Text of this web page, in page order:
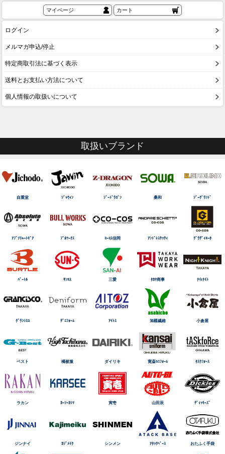
マイページ カート
ログイン
メルマガ申込/停止
特定商取引法に基づく表示
送料とお支払い方法について
個人情報の取扱いについて
取扱いブランド
自重堂 ｼﾞｬｳｨﾝ ｼﾞｰﾄﾞﾗｺﾞﾝ 桑和 ｼﾞｰｸﾞﾗﾝﾄﾞ
ｱﾌﾞｿﾘｭｰﾄｷﾞｱ ﾌﾞﾙﾜｰｸｽ ｺｰｺｽ信岡 ｱﾝﾄﾞﾚｽｹｯﾃｨ ｸﾞﾗﾃﾞｨｴｰﾀ
ﾊﾞｰﾄﾙ ｻﾝｴｽ 三愛 ﾀｶﾔ商事 ﾅｲtﾅｲﾄ
ｸﾞﾗﾝｼｽｺ ﾃﾞﾆﾌｫｰﾑ ｱｲﾄｽ 旭蝶繊維 小倉屋
ベスト 橘被服 ダイリキ 寛斎ﾕﾆﾌｫｰﾑ ﾀｽｸﾌｫｰｽ
ラカン ｶｰｼｰｶｼﾏ 寅壱 山田辰 ﾃﾞｨｯｷｰｽﾞ
ジンナイ ｶｼﾞﾒｲｸ シンメン ｱﾀｯｸﾍﾞｰｽ おたふく手袋